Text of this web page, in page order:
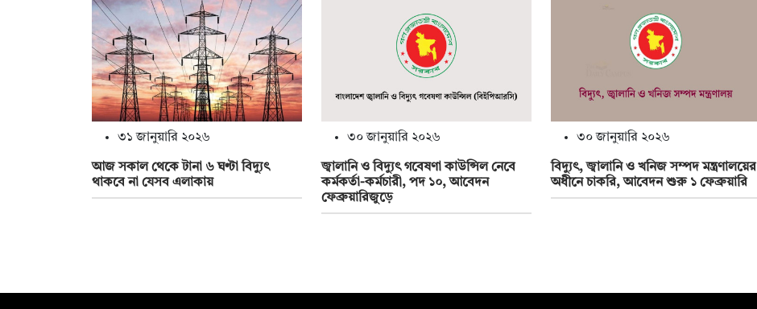
৩১ জানুয়ারি ২০২৬
আজ সকাল থেকে টানা ৬ ঘণ্টা বিদ্যুৎ
থাকবে না যেসব এলাকায়
৩০ জানুয়ারি ২০২৬
জ্বালানি ও বিদ্যুৎ গবেষণা কাউন্সিল নেবে
কর্মকর্তা-কর্মচারী, পদ ১০, আবেদন
ফেব্রুয়ারিজুড়ে
৩০ জানুয়ারি ২০২৬
বিদ্যুৎ, জ্বালানি ও খনিজ সম্পদ মন্ত্রণালয়ের
অধীনে চাকরি, আবেদন শুরু ১ ফেব্রুয়ারি